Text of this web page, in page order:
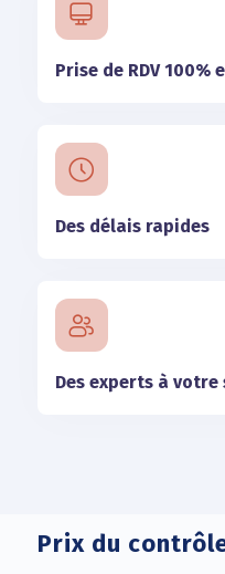
Prise de RDV 100%
Des délais rapides
Des experts à votre
Prix du